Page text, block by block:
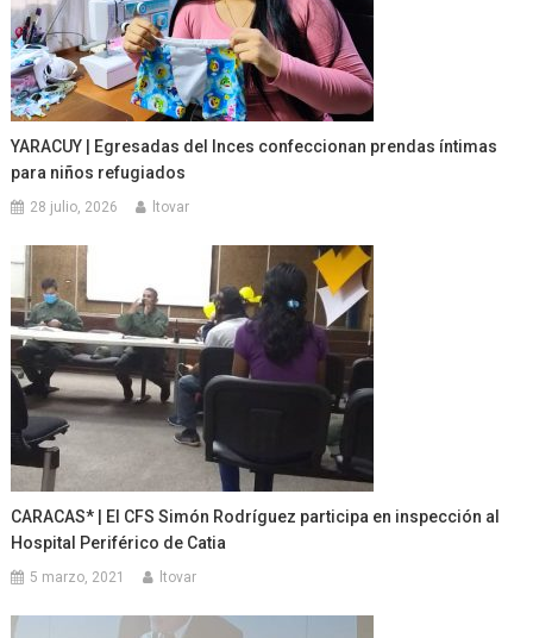
YARACUY | Egresadas del Inces confeccionan prendas íntimas
para niños refugiados
28 julio, 2026 ltovar
CARACAS* | El CFS Simón Rodríguez participa en inspección al
Hospital Periférico de Catia
5 marzo, 2021 ltovar